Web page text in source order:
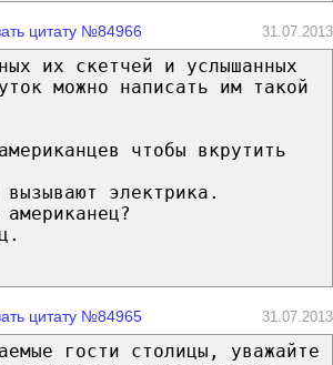
цитату №84966 31.07.2013
их скетчей и услышанных
можно написать им такой
чтобы вкрутить
электрика.
цитату №84965 31.07.2013
гости столицы, уважайте